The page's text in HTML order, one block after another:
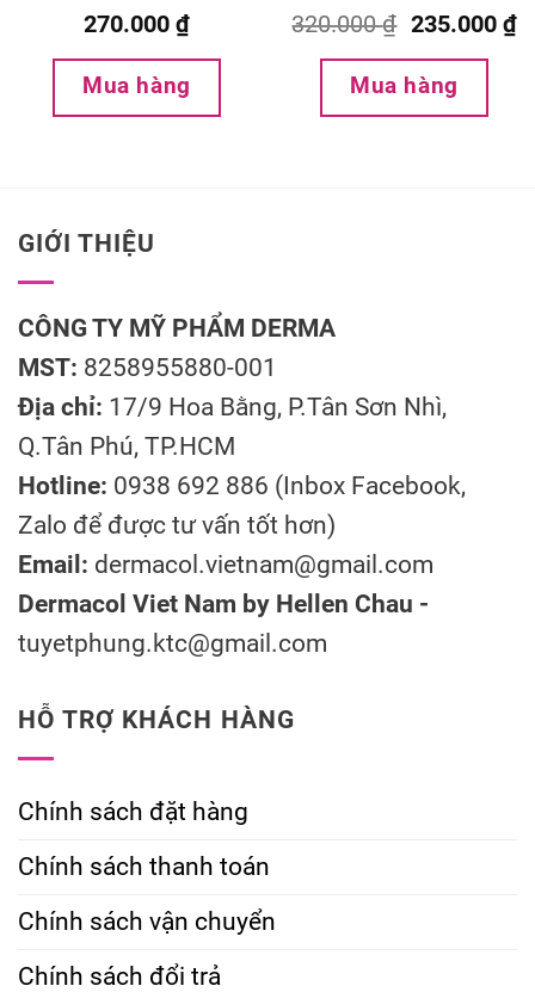
270.000 ₫
Mua hàng
320.000₫ 235.000 ₫
Mua hàng
GIỚI THIỆU
CÔNG TY MỸ PHẨM DERMA
MST: 8258955880-001
Địa chỉ: 17/9 Hoa Bằng, P.Tân Sơn Nhì,
Q.Tân Phú, TP.HCM
Hotline: 0938 692 886 (Inbox Facebook,
Zalo để được tư vấn tốt hơn)
Email: dermacol.vietnam@gmail.com
Dermacol Viet Nam by Hellen Chau -
tuyetphung.ktc@gmail.com
HỖ TRỢ KHÁCH HÀNG
Chính sách đặt hàng
Chính sách thanh toán
Chính sách vận chuyển
Chính sách đổi trả